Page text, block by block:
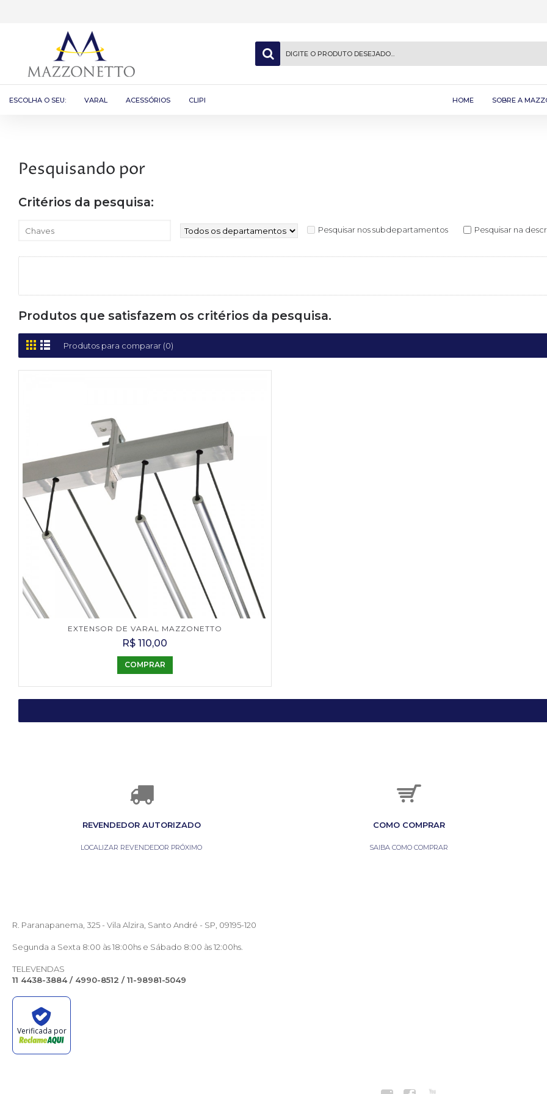
ESCOLHA O SEU: VARAL ACESSÓRIOS CLIPI SOBRE A
HOME
Pesquisando por
Critérios da pesquisa:
Pesquisar nos subdepartamentos Pesquisar na
Produtos que satisfazem os critérios da pesquisa.
Produtos para comparar (0)
EXTENSOR DE VARAL MAZZONETTO
R$ 110,00
COMPRAR
REVENDEDOR AUTORIZADO
LOCALIZAR REVENDEDOR PRÓXIMO
COMO COMPRAR
SAIBA COMO COMPRAR
R. Paranapanema, 325 - Vila Alzira, Santo André - SP, 09195-120
Segunda a Sexta 8:00 às 18:00hs e Sábado 8:00 às 12:00hs.
TELEVENDAS
11 4438-3884 / 4990-8512 / 11-98981-5049
Verificada por